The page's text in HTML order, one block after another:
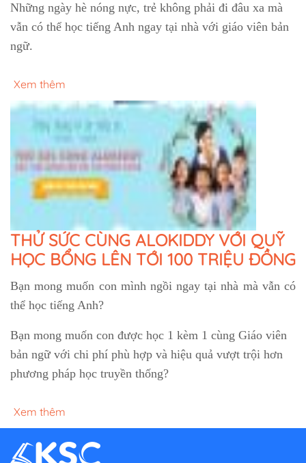
Những ngày hè nóng nực, trẻ không phải đi đâu xa mà
vẫn có thể học tiếng Anh ngay tại nhà với giáo viên bản
ngữ.
Xem thêm
THỬ SỨC CÙNG ALOKIDDY VỚI QUỸ
HỌC BỔNG LÊN TỚI 100 TRIỆU ĐỒNG
Bạn mong muốn con mình ngồi ngay tại nhà mà vẫn có
thể học tiếng Anh?
Bạn mong muốn con được học 1 kèm 1 cùng Giáo viên
bản ngữ với chi phí phù hợp và hiệu quả vượt trội hơn
phương pháp học truyền thống?
Xem thêm